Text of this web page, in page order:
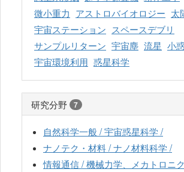
微小重力 アストロバイオロジー 太
宇宙ステーション スペースデブリ
サンプルリターン 宇宙塵 流星 小
宇宙環境利用 惑星科学
研究分野 7
自然科学一般 / 宇宙惑星科学 /
ナノテク・材料 / ナノ材料科学 /
情報通信 / 機械力学、メカトロニ